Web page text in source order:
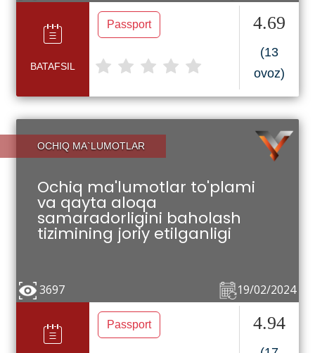
BATAFSIL
Passport 4.69
(13
ovoz)
OCHIQ MA`LUMOTLAR
Ochiq ma'lumotlar to'plami
va qayta aloqa
samaradorligini baholash
tizimining joriy etilganligi
19/02/2024
3697
Passport 4.94